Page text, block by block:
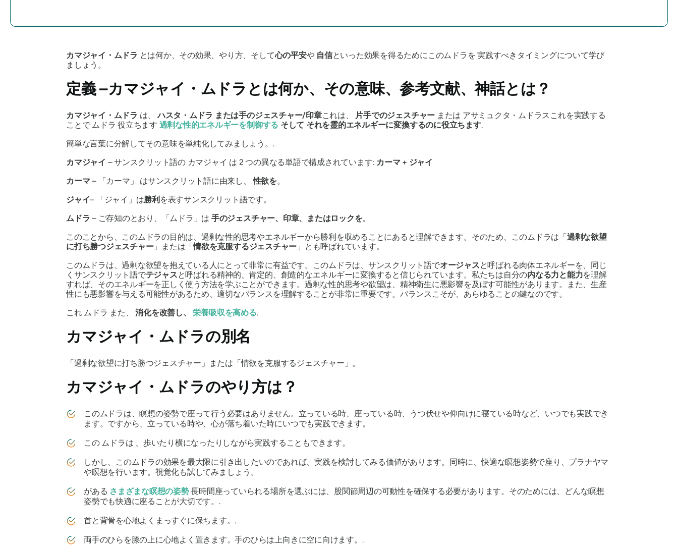
カマジャイ・ムドラ とは何か、その効果、やり方、そして心の平安や自信といった効果を得るためにこのムドラを実践すべきタイミングについて学び
ましょう。
定義 –カマジャイ・ムドラ とは何か、その意味、参考文献、神話とは？
カマジャイ・ムドラ は、ハスタ・ムドラ または手のジェスチャー/印章これは、 片手でのジェスチャー または アサミュクタ・ムドラス これを実践する
ことで ムドラ 役立ちます 過剰な性的エネルギーを制御する そして それを霊的エネルギーに変換するのに役立ちます.
簡単な言葉に分解してその意味を単純化してみましょう。.
カマジャイ – サンスクリット語の カマジャイ は 2 つの異なる単語で構成されています: カーマ + ジャイ
カーマ – 「カーマ」 はサンスクリット語に由来し、性欲を。
ジャイ– 「ジャイ」 は勝利 を表すサンスクリット語です。
ムドラ – ご存知のとおり、「ムドラ 」は 手のジェスチャー、印章、またはロックを。
このことから、このムドラの目的は、過剰な性的思考やエネルギーから勝利を収めることにあると理解できます。そのため、このムドラは「過剰な欲望
に打ち勝つジェスチャー」または「情欲を克服するジェスチャー 」とも呼ばれています。
このムドラは、過剰な欲望を抱えている人にとって非常に有益です。このムドラは、サンスクリット語でオージャスと呼ばれる肉体エネルギーを、同じ
くサンスクリット語でテジャスと呼ばれる精神的、肯定的、創造的なエネルギーに変換すると信じられています。私たちは自分の内なる力と能力を理解
すれば、そのエネルギーを正しく使う方法を学ぶことができます。過剰な性的思考や欲望は、精神衛生に悪影響を及ぼす可能性があります。また、生産
性にも悪影響を与える可能性があるため、適切なバランスを理解することが非常に重要です。バランスこそが、あらゆることの鍵なのです。
これ ムドラ また、消化を改善し、栄養吸収を高める.
カマジャイ・ムドラの別名
「過剰な欲望に打ち勝つジェスチャー」または「情欲を克服するジェスチャー」。
カマジャイ・ムドラのやり方は？
このムドラは、瞑想の姿勢で座って行う必要はありません。立っている時、座っている時、うつ伏せや仰向けに寝ている時など、いつでも実践でき
ます。ですから、立っている時や、心が落ち着いた時にいつでも実践できます。
この ムドラは 、歩いたり横になったりしながら実践することもできます。
しかし、このムドラの効果を最大限に引き出したいのであれば、実践を検討してみる価値があります。同時に、快適な瞑想姿勢で座り、プラナヤマ
や瞑想を行います。視覚化も試してみましょう。
がある さまざまな瞑想の姿勢長時間座っていられる場所を選ぶには、股関節周辺の可動性を確保する必要があります。そのためには、どんな瞑想
姿勢でも快適に座ることが大切です。.
首と背骨を心地よくまっすぐに保ちます。.
両手のひらを膝の上に心地よく置きます。手のひらは上向きに空に向けます。.